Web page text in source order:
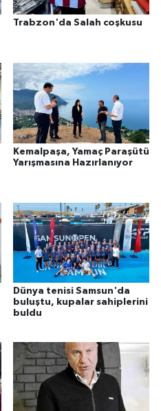
Trabzon'da Salah coşkusu
Kemalpaşa, Yamaç Paraşütü
Yarışmasına Hazırlanıyor
Dünya tenisi Samsun'da
buluştu, kupalar sahiplerini
buldu